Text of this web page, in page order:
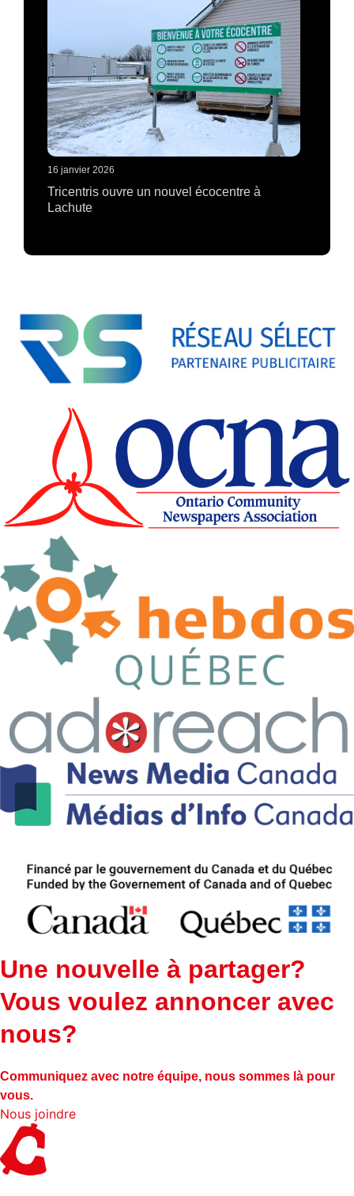
16 janvier 2026
Tricentris ouvre un nouvel écocentre à
Lachute
Une nouvelle à partager?
Vous voulez annoncer avec
nous?
Communiquez avec notre équipe, nous sommes là pour
vous.
Nous joindre